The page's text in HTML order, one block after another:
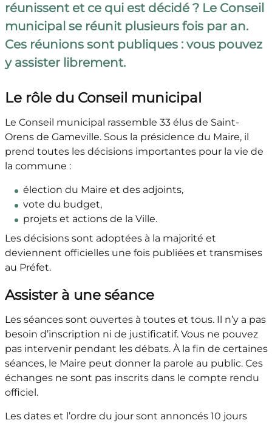
réunissent et ce qui est décidé ? Le Conseil
municipal se réunit plusieurs fois par an.
Ces réunions sont publiques : vous pouvez
y assister librement.
Le rôle du Conseil municipal
Le Conseil municipal rassemble 33 élus de Saint-
Orens de Gameville. Sous la présidence du Maire, il
prend toutes les décisions importantes pour la vie de
la commune :
élection du Maire et des adjoints,
vote du budget,
projets et actions de la Ville.
Les décisions sont adoptées à la majorité et
deviennent officielles une fois publiées et transmises
au Préfet.
Assister à une séance
Les séances sont ouvertes à toutes et tous. Il n’y a pas
besoin d’inscription ni de justificatif. Vous ne pouvez
pas intervenir pendant les débats. À la fin de certaines
séances, le Maire peut donner la parole au public. Ces
échanges ne sont pas inscrits dans le compte rendu
officiel.
Les dates et l’ordre du jour sont annoncés 10 jours